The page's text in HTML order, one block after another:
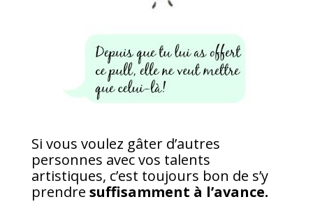
Si vous voulez gâter d’autres
personnes avec vos talents
artistiques, c’est toujours bon de s’y
prendre suffisamment à l’avance.